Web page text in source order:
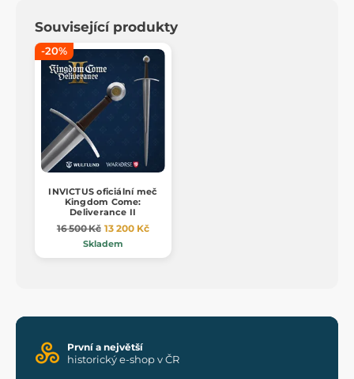
Související produkty
-20%
INVICTUS oficiální meč
Kingdom Come:
Deliverance II
16 500 Kč 13 200 Kč
Skladem
První a největší
historický e-shop v ČR